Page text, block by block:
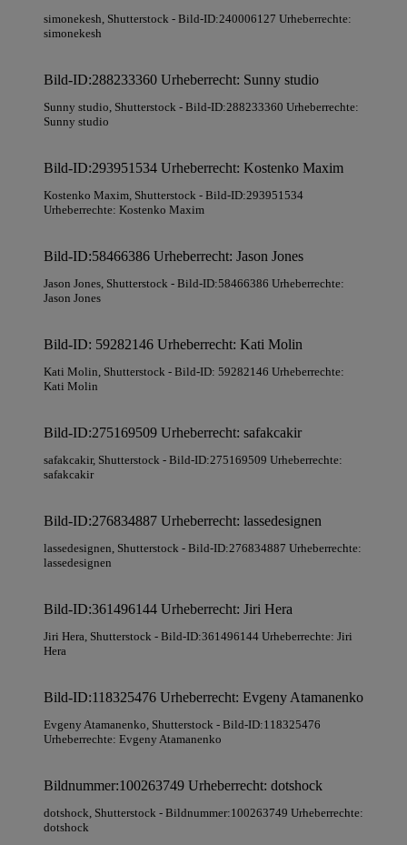
simonekesh, Shutterstock - Bild-ID:240006127 Urheberrechte:
simonekesh
Bild-ID:288233360 Urheberrecht: Sunny studio
Sunny studio, Shutterstock - Bild-ID:288233360 Urheberrechte:
Sunny studio
Bild-ID:293951534 Urheberrecht: Kostenko Maxim
Kostenko Maxim, Shutterstock - Bild-ID:293951534
Urheberrechte: Kostenko Maxim
Bild-ID:58466386 Urheberrecht: Jason Jones
Jason Jones, Shutterstock - Bild-ID:58466386 Urheberrechte:
Jason Jones
Bild-ID: 59282146 Urheberrecht: Kati Molin
Kati Molin, Shutterstock - Bild-ID: 59282146 Urheberrechte:
Kati Molin
Bild-ID:275169509 Urheberrecht: safakcakir
safakcakir, Shutterstock - Bild-ID:275169509 Urheberrechte:
safakcakir
Bild-ID:276834887 Urheberrecht: lassedesignen
lassedesignen, Shutterstock - Bild-ID:276834887 Urheberrechte:
lassedesignen
Bild-ID:361496144 Urheberrecht: Jiri Hera
Jiri Hera, Shutterstock - Bild-ID:361496144 Urheberrechte: Jiri
Hera
Bild-ID:118325476 Urheberrecht: Evgeny Atamanenko
Evgeny Atamanenko, Shutterstock - Bild-ID:118325476
Urheberrechte: Evgeny Atamanenko
Bildnummer:100263749 Urheberrecht: dotshock
dotshock, Shutterstock - Bildnummer:100263749 Urheberrechte:
dotshock